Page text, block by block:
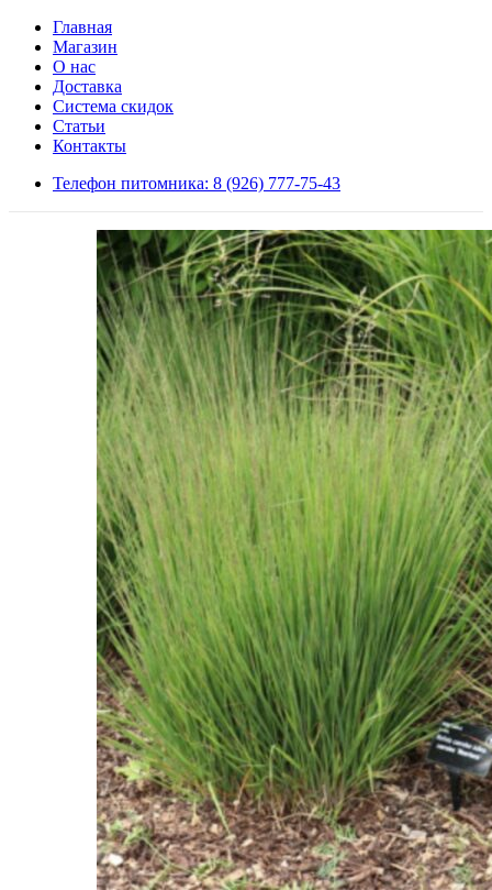
Главная
Магазин
О нас
Доставка
Система скидок
Статьи
Контакты
Телефон питомника: 8 (926) 777-75-43